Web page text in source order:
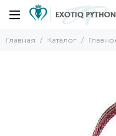
Главная Каталог